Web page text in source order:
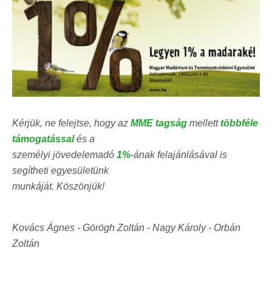
Kérjük, ne felejtse, hogy az MME tagság melletttöbbféle
támogatássalés a
személyi jövedelemadó 1%-ának felajánlásával is
segítheti egyesületünk
munkáját. Köszönjük!
Kovács Ágnes - Görögh Zoltán - Nagy Károly - Orbán
Zoltán